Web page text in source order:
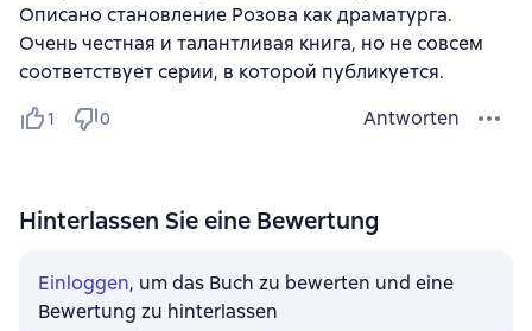
Описано становление Розова как драматурга.
Очень честная и талантливая книга, но не совсем
соответствует серии, в которой публикуется.
1 0 Antworten
Hinterlassen Sie eine Bewertung
Einloggen, um das Buch zu bewerten und eine
Bewertung zu hinterlassen